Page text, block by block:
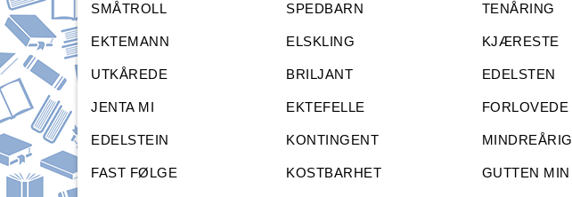
SMÅTROLL SPEDBARN TENÅRING
EKTEMANN ELSKLING KJÆRESTE
UTKÅREDE BRILJANT EDELSTEN
JENTA MI EKTEFELLE FORLOVEDE
EDELSTEIN KONTINGENT MINDREÅRIG
FAST FØLGE KOSTBARHET GUTTEN MIN